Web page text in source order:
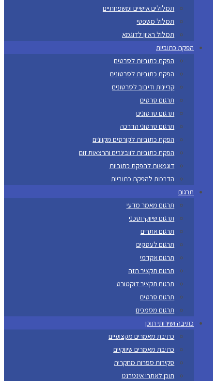
תמלולים אישיים ומשפחתיים
תמלול משפטי
תמלול ראיון לדוגמא
הפקת כתוביות
הפקת כתוביות לסרטים
הפקת כתוביות לסרטונים
קריינות ודיבוב לסרטונים
תרגום סרטים
תרגום סרטונים
תרגום סרטוני הדרכה
הפקת כתוביות לקורסים מקוונים
הפקת כתוביות לוובינרים והרצאות זום
דוגמאות להפקת כתוביות
הדרכות להפקת כתוביות
תרגום
תרגום מאמר מדעי
תרגום שיווקי וטכני
תרגום אתרים
תרגום לעסקים
תרגום אקדמי
תרגום תקציר תזה
תרגום תקציר דוקטורט
תרגום סרטים
תרגום מסמכים
כתיבה ושירותי תוכן
כתיבת מאמרים מקצועיים
כתיבת מאמרים שיווקיים
סקירות ספרות מחקרית
תוכן לאתרי אינטרנט